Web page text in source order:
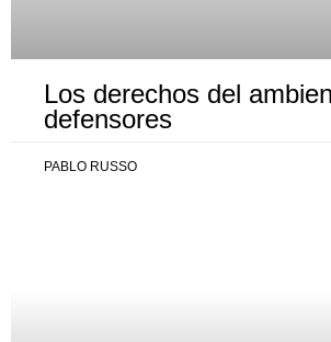
Los derechos del
defensores
PABLO RUSSO